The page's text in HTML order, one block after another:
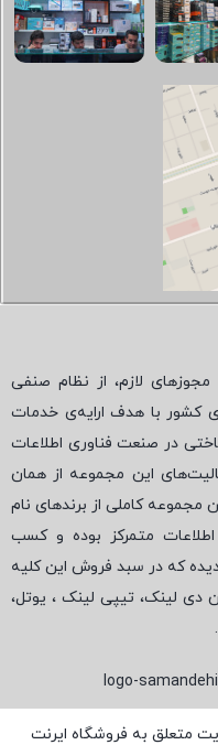
لازم، از نظام صنفی
ای کشور با هدف ارایه‌ی خدمات
در صنعت فناوری اطلاعات
این مجموعه از همان
کاملی از برندهای نام
اطلاعات متمرکز بوده و کسب
که در سبد فروش این کلیه
دی لینک، تیپی لینک ، یوتل،
متعلق به فروشگاه ایرنت